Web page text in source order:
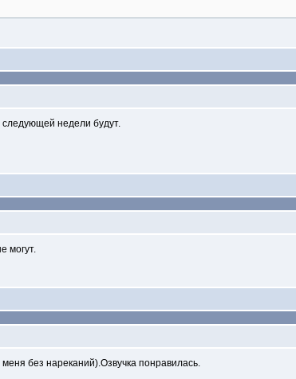
следующей недели будут.
могут.
без нареканий).Озвучка понравилась.